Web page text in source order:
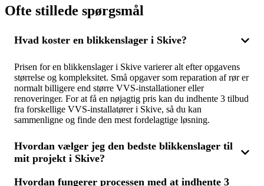
Ofte stillede spørgsmål
Hvad koster en blikkenslager i Skive?
Prisen for en blikkenslager i Skive varierer alt efter opgavens
størrelse og kompleksitet. Små opgaver som reparation af rør er
normalt billigere end større VVS-installationer eller
renoveringer. For at få en nøjagtig pris kan du indhente 3 tilbud
fra forskellige VVS-installatører i Skive, så du kan
sammenligne og finde den mest fordelagtige løsning.
Hvordan vælger jeg den bedste blikkenslager til
mit projekt i Skive?
Hvordan fungerer processen med at indhente 3